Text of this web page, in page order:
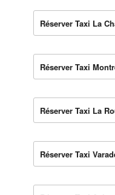
Réserver Taxi La
Réserver Taxi
Réserver Taxi La
Réserver Taxi